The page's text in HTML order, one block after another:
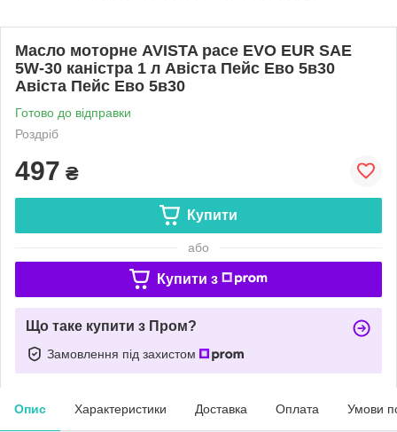
Масло моторне AVISTA pace EVO EUR SAE
5W-30 каністра 1 л Авіста Пейс Ево 5в30
Авіста Пейс Ево 5в30
Готово до відправки
Роздріб
497 ₴
Купити
або
Купити з
Що таке купити з Пром?
Замовлення під захистом
Опис Характеристики Доставка Оплата Умови